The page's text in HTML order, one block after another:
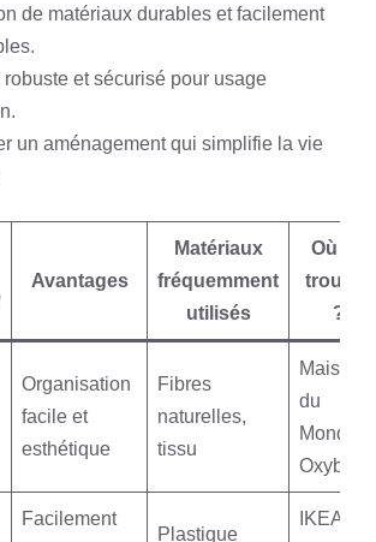
de matériaux durables et facilement
robuste et sécurisé pour usage
un aménagement qui simplifie la vie
Avantages
Matériaux
fréquemment
utilisés
Où en
trouver
?
Organisation
facile et
esthétique
Fibres
naturelles,
tissu
Maisons
du
Monde,
Oxybul
Facilement
Plastique
IKEA,